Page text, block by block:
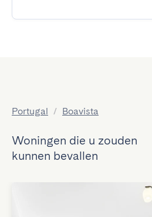
Portugal / Boavista
Woningen die u zouden
kunnen bevallen